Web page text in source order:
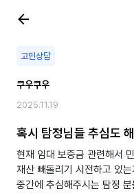
고민상담
쿠우쿠우
2025.11.19
혹시 탐정님들 추심도
현재 임대 보증금 관련해서
재산 빼돌리기 시전하고 있
중간에 추심해주시는 탐정